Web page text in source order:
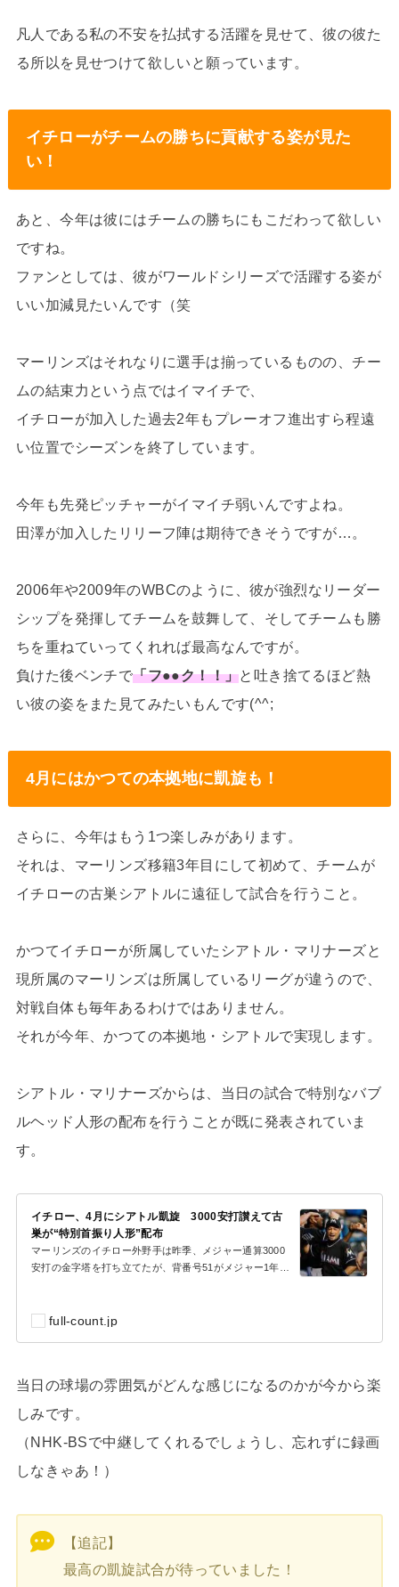
凡人である私の不安を払拭する活躍を見せて、彼の彼た
る所以を見せつけて欲しいと願っています。
イチローがチームの勝ちに貢献する姿が見た
い！
あと、今年は彼にはチームの勝ちにもこだわって欲しい
ですね。
ファンとしては、彼がワールドシリーズで活躍する姿が
いい加減見たいんです（笑
マーリンズはそれなりに選手は揃っているものの、チー
ムの結束力という点ではイマイチで、
イチローが加入した過去2年もプレーオフ進出すら程遠
い位置でシーズンを終了しています。
今年も先発ピッチャーがイマイチ弱いんですよね。
田澤が加入したリリーフ陣は期待できそうですが…。
2006年や2009年のWBCのように、彼が強烈なリーダー
シップを発揮してチームを鼓舞して、そしてチームも勝
ちを重ねていってくれれば最高なんですが。
負けた後ベンチで「フ●●ク！！」と吐き捨てるほど熱
い彼の姿をまた見てみたいもんです(^^;
4月にはかつての本拠地に凱旋も！
さらに、今年はもう1つ楽しみがあります。
それは、マーリンズ移籍3年目にして初めて、チームが
イチローの古巣シアトルに遠征して試合を行うこと。
かつてイチローが所属していたシアトル・マリナーズと
現所属のマーリンズは所属しているリーグが違うので、
対戦自体も毎年あるわけではありません。
それが今年、かつての本拠地・シアトルで実現します。
シアトル・マリナーズからは、当日の試合で特別なバブ
ルヘッド人形の配布を行うことが既に発表されていま
す。
イチロー、4月にシアトル凱旋 3000安打讃えて古
巣が“特別首振り人形”配布
マーリンズのイチロー外野手は昨季、メジャー通算3000
安打の金字塔を打ち立てたが、背番号51がメジャー1年目
full-count.jp
当日の球場の雰囲気がどんな感じになるのかが今から楽
しみです。
（NHK-BSで中継してくれるでしょうし、忘れずに録画
しなきゃあ！）
【追記】
最高の凱旋試合が待っていました！